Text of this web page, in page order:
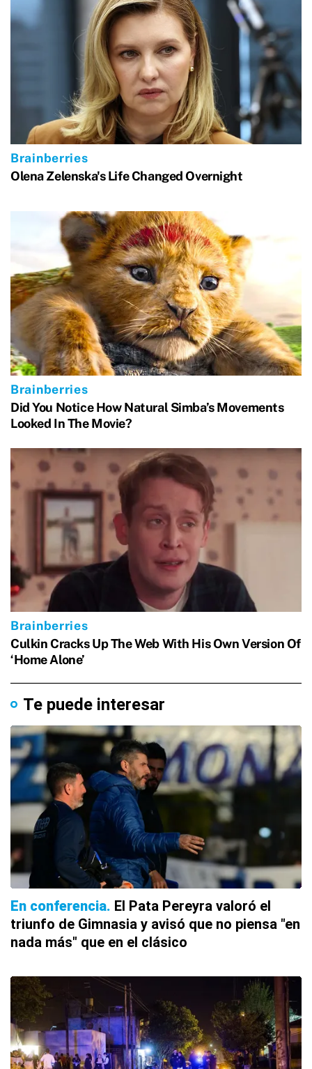
Te puede interesar
En conferencia El Pata Pereyra valoró el
triunfo de Gimnasia y avisó que no piensa "en
nada más" que en el clásico